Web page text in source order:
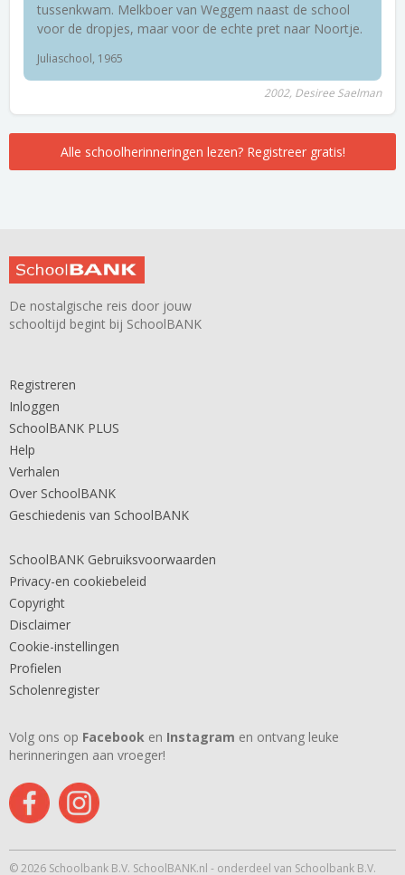
tussenkwam. Melkboer van Weggem naast de school
voor de dropjes, maar voor de echte pret naar Noortje.
Juliaschool, 1965
2002, Desiree Saelman
Alle schoolherinneringen lezen? Registreer gratis!
De nostalgische reis door jouw
schooltijd begint bij SchoolBANK
Registreren
Inloggen
SchoolBANK PLUS
Help
Verhalen
Over SchoolBANK
Geschiedenis van SchoolBANK
SchoolBANK Gebruiksvoorwaarden
Privacy-en cookiebeleid
Copyright
Disclaimer
Cookie-instellingen
Profielen
Scholenregister
Volg ons op Facebook en Instagram en ontvang leuke
herinneringen aan vroeger!
© 2026 Schoolbank B.V. SchoolBANK.nl - onderdeel van Schoolbank B.V.